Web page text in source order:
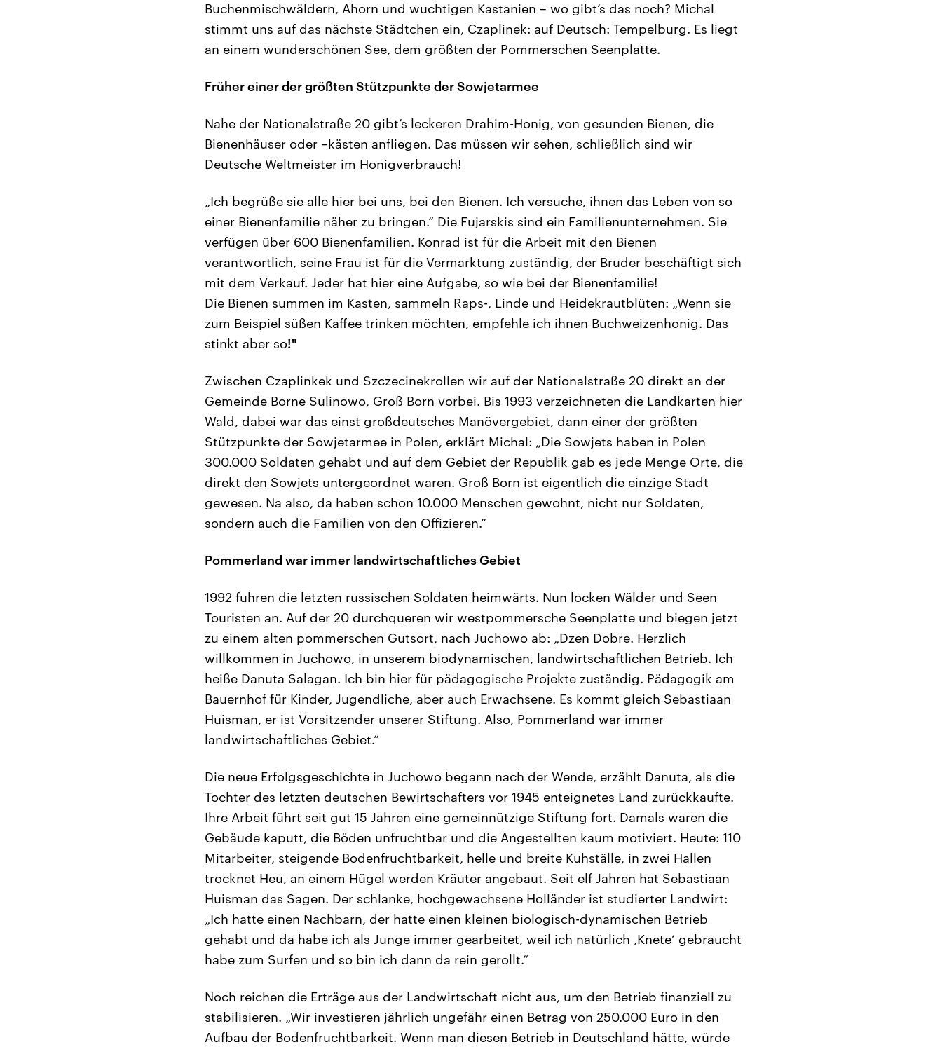
Buchenmischwäldern, Ahorn und wuchtigen Kastanien – wo gibt’s das noch? Michal
stimmt uns auf das nächste Städtchen ein, Czaplinek: auf Deutsch: Tempelburg. Es liegt
an einem wunderschönen See, dem größten der Pommerschen Seenplatte.
Früher einer der größten Stützpunkte der Sowjetarmee
Nahe der Nationalstraße 20 gibt’s leckeren Drahim-Honig, von gesunden Bienen, die
Bienenhäuser oder –kästen anfliegen. Das müssen wir sehen, schließlich sind wir
Deutsche Weltmeister im Honigverbrauch!
„Ich begrüße sie alle hier bei uns, bei den Bienen. Ich versuche, ihnen das Leben von so
einer Bienenfamilie näher zu bringen.“ Die Fujarskis sind ein Familienunternehmen. Sie
verfügen über 600 Bienenfamilien. Konrad ist für die Arbeit mit den Bienen
verantwortlich, seine Frau ist für die Vermarktung zuständig, der Bruder beschäftigt sich
mit dem Verkauf. Jeder hat hier eine Aufgabe, so wie bei der Bienenfamilie!
Die Bienen summen im Kasten, sammeln Raps-, Linde und Heidekrautblüten: „Wenn sie
zum Beispiel süßen Kaffee trinken möchten, empfehle ich ihnen Buchweizenhonig. Das
stinkt aber so!"
Zwischen Czaplinkek und Szczecinekrollen wir auf der Nationalstraße 20 direkt an der
Gemeinde Borne Sulinowo, Groß Born vorbei. Bis 1993 verzeichneten die Landkarten hier
Wald, dabei war das einst großdeutsches Manövergebiet, dann einer der größten
Stützpunkte der Sowjetarmee in Polen, erklärt Michal: „Die Sowjets haben in Polen
300.000 Soldaten gehabt und auf dem Gebiet der Republik gab es jede Menge Orte, die
direkt den Sowjets untergeordnet waren. Groß Born ist eigentlich die einzige Stadt
gewesen. Na also, da haben schon 10.000 Menschen gewohnt, nicht nur Soldaten,
sondern auch die Familien von den Offizieren.“
Pommerland war immer landwirtschaftliches Gebiet
1992 fuhren die letzten russischen Soldaten heimwärts. Nun locken Wälder und Seen
Touristen an. Auf der 20 durchqueren wir westpommersche Seenplatte und biegen jetzt
zu einem alten pommerschen Gutsort, nach Juchowo ab: „Dzen Dobre. Herzlich
willkommen in Juchowo, in unserem biodynamischen, landwirtschaftlichen Betrieb. Ich
heiße Danuta Salagan. Ich bin hier für pädagogische Projekte zuständig. Pädagogik am
Bauernhof für Kinder, Jugendliche, aber auch Erwachsene. Es kommt gleich Sebastiaan
Huisman, er ist Vorsitzender unserer Stiftung. Also, Pommerland war immer
landwirtschaftliches Gebiet.“
Die neue Erfolgsgeschichte in Juchowo begann nach der Wende, erzählt Danuta, als die
Tochter des letzten deutschen Bewirtschafters vor 1945 enteignetes Land zurückkaufte.
Ihre Arbeit führt seit gut 15 Jahren eine gemeinnützige Stiftung fort. Damals waren die
Gebäude kaputt, die Böden unfruchtbar und die Angestellten kaum motiviert. Heute: 110
Mitarbeiter, steigende Bodenfruchtbarkeit, helle und breite Kuhställe, in zwei Hallen
trocknet Heu, an einem Hügel werden Kräuter angebaut. Seit elf Jahren hat Sebastiaan
Huisman das Sagen. Der schlanke, hochgewachsene Holländer ist studierter Landwirt:
„Ich hatte einen Nachbarn, der hatte einen kleinen biologisch-dynamischen Betrieb
gehabt und da habe ich als Junge immer gearbeitet, weil ich natürlich ‚Knete‘ gebraucht
habe zum Surfen und so bin ich dann da rein gerollt.“
Noch reichen die Erträge aus der Landwirtschaft nicht aus, um den Betrieb finanziell zu
stabilisieren. „Wir investieren jährlich ungefähr einen Betrag von 250.000 Euro in den
Aufbau der Bodenfruchtbarkeit. Wenn man diesen Betrieb in Deutschland hätte, würde